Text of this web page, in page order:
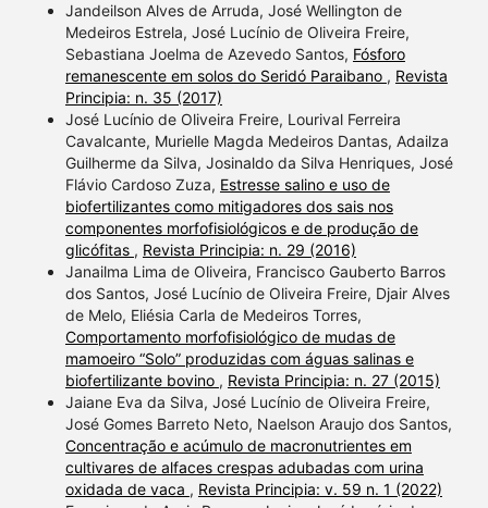
Jandeilson Alves de Arruda, José Wellington de
Medeiros Estrela, José Lucínio de Oliveira Freire,
Sebastiana Joelma de Azevedo Santos, Fósforo
remanescente em solos do Seridó Paraibano , Revista
Principia: n. 35 (2017)
José Lucínio de Oliveira Freire, Lourival Ferreira
Cavalcante, Murielle Magda Medeiros Dantas, Adailza
Guilherme da Silva, Josinaldo da Silva Henriques, José
Flávio Cardoso Zuza, Estresse salino e uso de
biofertilizantes como mitigadores dos sais nos
componentes morfofisiológicos e de produção de
glicófitas , Revista Principia: n. 29 (2016)
Janailma Lima de Oliveira, Francisco Gauberto Barros
dos Santos, José Lucínio de Oliveira Freire, Djair Alves
de Melo, Eliésia Carla de Medeiros Torres,
Comportamento morfofisiológico de mudas de
mamoeiro “Solo” produzidas com águas salinas e
biofertilizante bovino , Revista Principia: n. 27 (2015)
Jaiane Eva da Silva, José Lucínio de Oliveira Freire,
José Gomes Barreto Neto, Naelson Araujo dos Santos,
Concentração e acúmulo de macronutrientes em
cultivares de alfaces crespas adubadas com urina
oxidada de vaca , Revista Principia: v. 59 n. 1 (2022)